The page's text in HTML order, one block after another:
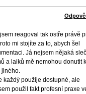
reagoval tak ostře právě
mi stojíte za to, abych šel
Já nejsem nějaká
a laiků mě nemohou donutit
jiného.
každý použije dostupné, ale
použil fakt profesní praxe